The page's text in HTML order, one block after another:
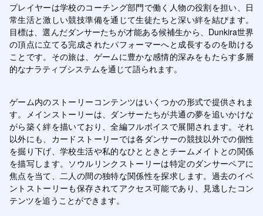
プレイヤーは学校のコーチング部門で働く人物の役割を担い、日
常生活と激しい競技準備を通じて生徒たちと深い絆を結びます。
目標は、選んだダンサーたちが才能ある候補生から、Dunkira世界
の頂点に立てる完成されたパフォーマーへと成長するのを助ける
ことです。その旅は、ゲームに豊かな感情的深みをもたらす多層
的なナラティブシステムを通じて語られます。
ゲーム内のストーリーコンテンツはいくつかの形式で提供されま
す。メインストーリーは、ダンサーたちが共通の夢を追いかけな
がら築く絆を描いており、全編フルボイスで展開されます。それ
以外にも、カードストーリーでは各ダンサーの競技以外での個性
を掘り下げ、学校生活や私的なひとときとチームメイトとの関係
を描写します。ソウルリンクストーリーは特定のダンサーペアに
焦点を当て、二人の間の独特な関係性を探求します。過去のイベ
ントストーリーも保存されてアクセス可能であり、見逃したコン
テンツを追うことができます。